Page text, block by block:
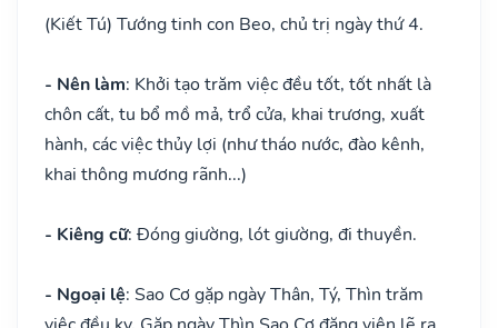
(Kiết Tú) Tướng tinh con Beo, chủ trị ngày thứ 4.
- Nên làm: Khởi tạo trăm việc đều tốt, tốt nhất là
chôn cất, tu bổ mồ mả, trổ cửa, khai trương, xuất
hành, các việc thủy lợi (như tháo nước, đào kênh,
khai thông mương rãnh...)
- Kiêng cữ: Đóng giường, lót giường, đi thuyền.
- Ngoại lệ: Sao Cơ gặp ngày Thân, Tý, Thìn trăm